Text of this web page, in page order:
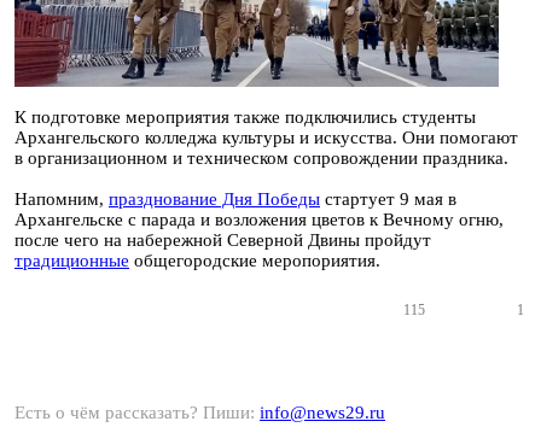
К подготовке мероприятия также подключились студенты
Архангельского колледжа культуры и искусства. Они помогают
в организационном и техническом сопровождении праздника.
Напомним, празднование Дня Победы стартует 9 мая в
Архангельске с парада и возложения цветов к Вечному огню,
после чего на набережной Северной Двины пройдут
традиционные общегородские меропориятия.
115 1
Есть о чём рассказать? Пиши: info@news29.ru